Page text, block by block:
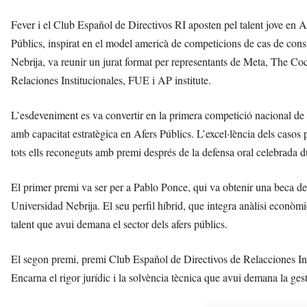
Fever i el Club Español de Directivos RI aposten pel talent jove en
Públics, inspirat en el model americà de competicions de cas de
Nebrija, va reunir un jurat format per representants de Meta, The
Relaciones Institucionales, FUE i AP institute.
L’esdeveniment es va convertir en la primera competició nacional
amb capacitat estratègica en Afers Públics. L’excel·lència dels
tots ells reconeguts amb premi després de la defensa oral celebrada
El primer premi va ser per a Pablo Ponce, qui va obtenir una beca
Universidad Nebrija. El seu perfil híbrid, que integra anàlisi
talent que avui demana el sector dels afers públics.
El segon premi, premi Club Español de Directivos de Relacciones
Encarna el rigor jurídic i la solvència tècnica que avui demana la